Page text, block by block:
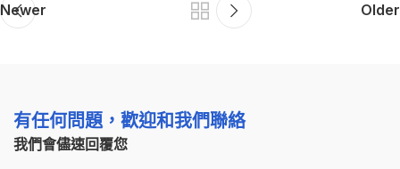
Newer Older
有任何問題，歡迎和我們聯絡
我們會儘速回覆您